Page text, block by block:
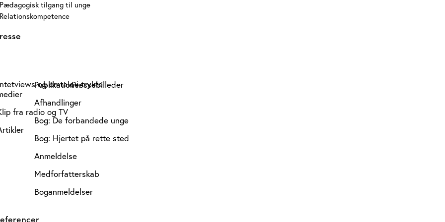
Pædagogisk tilgang til unge
Relationskompetence
og omtale i trykte
fra radio og TV
Publikationer
Afhandlinger
Bog: De forbandede unge
Bog: Hjertet på rette sted
Anmeldelse
Medforfatterskab
Boganmeldelser
Pressebilleder